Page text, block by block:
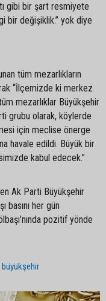
gibi bir şart resmiyete
bir değişiklik.” yok diye
tüm mezarlıkların
“İlçemizde ki merkez
mezarlıklar Büyükşehir
grubu olarak, köylerde
için meclise önerge
havale edildi. Büyük bir
kabul edecek.”
Ak Parti Büyükşehir
basını her gün
pozitif yönde
büyükşehir